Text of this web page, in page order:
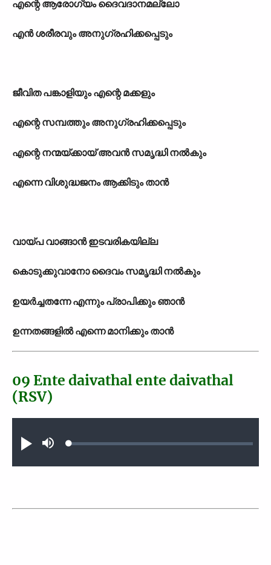
എന്റെ ആരോഗ‍്യം ദൈവദാനമല്ലോ
എന്‍ ശരീരവും അനുഗ്രഹിക്കപ്പെടും
ജീവിത പങ്കാളിയും എന്റെ മക്കളും
എന്റെ സമ്പത്തും അനുഗ്രഹിക്കപ്പെടും
എന്റെ നന്മയ്ക്കായ് അവന്‍ സമൃദ്ധി നല്‍കും
എന്നെ വിശുദ്ധജനം ആക്കിടും താന്‍
വായ്പ വാങ്ങാന്‍ ഇടവരികയില്ല
കൊടുക്കുവാനോ ദൈവം സമൃദ്ധി നല്‍കും
ഉയര്‍ച്ചതന്നേ എന്നും പ്രാപിക്കും ഞാന്‍
ഉന്നതങ്ങളില്‍ എന്നെ മാനിക്കും താന്‍
Play MuteLoaded:
09 Ente daivathal ente daivathal
(RSV)